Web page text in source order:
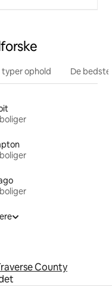
ophold De
County